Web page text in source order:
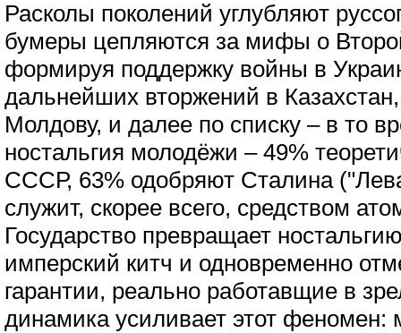
Расколы поколений углубляют
бумеры цепляются за мифы о
формируя поддержку войны в
дальнейших вторжений в
Молдову, и далее по списку – в то
ностальгия молодёжи – 49%
СССР, 63% одобряют Сталина
служит, скорее всего, средством
Государство превращает
имперский китч и одновременно
гарантии, реально работавщие в
динамика усиливает этот